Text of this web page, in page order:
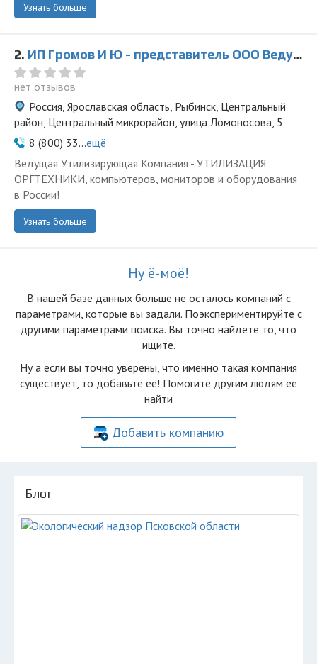
Узнать больше
2. ИП Громов И Ю - представитель ООО Ведущая Утилизирующая Компания
нет отзывов
Россия, Ярославская область, Рыбинск, Центральный
район, Центральный микрорайон, улица Ломоносова, 5
8 (800) 33...ещё
Ведущая Утилизирующая Компания - УТИЛИЗАЦИЯ
ОРГТЕХНИКИ, компьютеров, мониторов и оборудования
в России!
Узнать больше
Ну ё-моё!
В нашей базе данных больше не осталоcь компаний с
параметрами, которые вы задали. Поэкспериментируйте с
другими параметрами поиска. Вы точно найдете то, что
ищите.
Ну а если вы точно уверены, что именно такая компания
существует, то добавьте её! Помогите другим людям её
найти
Добавить компанию
Блог